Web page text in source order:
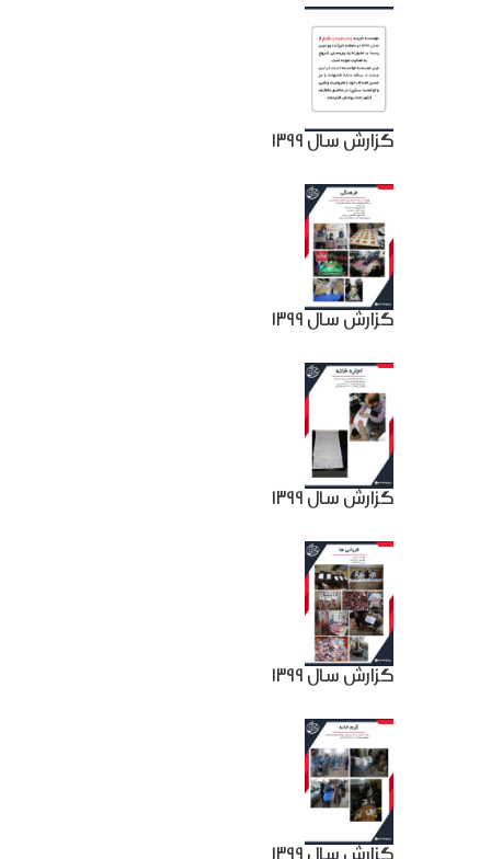
گزارش سال 1399
گزارش سال 1399
گزارش سال 1399
گزارش سال 1399